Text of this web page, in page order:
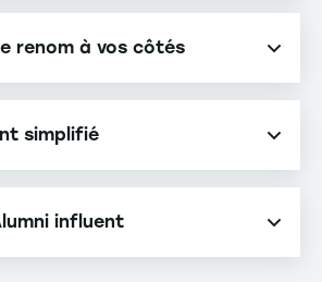
conçus pour vous faire monter en
votre carrière avec des
renom à vos côtés
sont issus du monde académique
apportant leur expertise et leur
simplifié
sont éligibles au CPF, nos équipes
pour financer votre
influent